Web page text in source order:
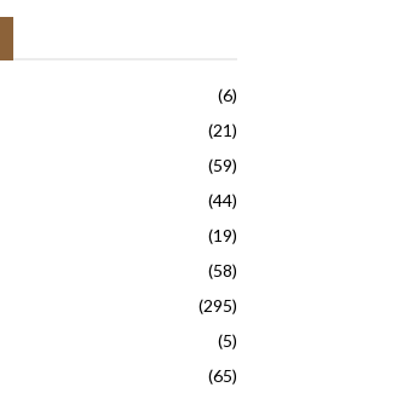
(6)
(21)
(59)
(44)
(19)
(58)
(295)
(5)
(65)